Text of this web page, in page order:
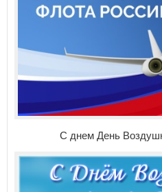
С днем День